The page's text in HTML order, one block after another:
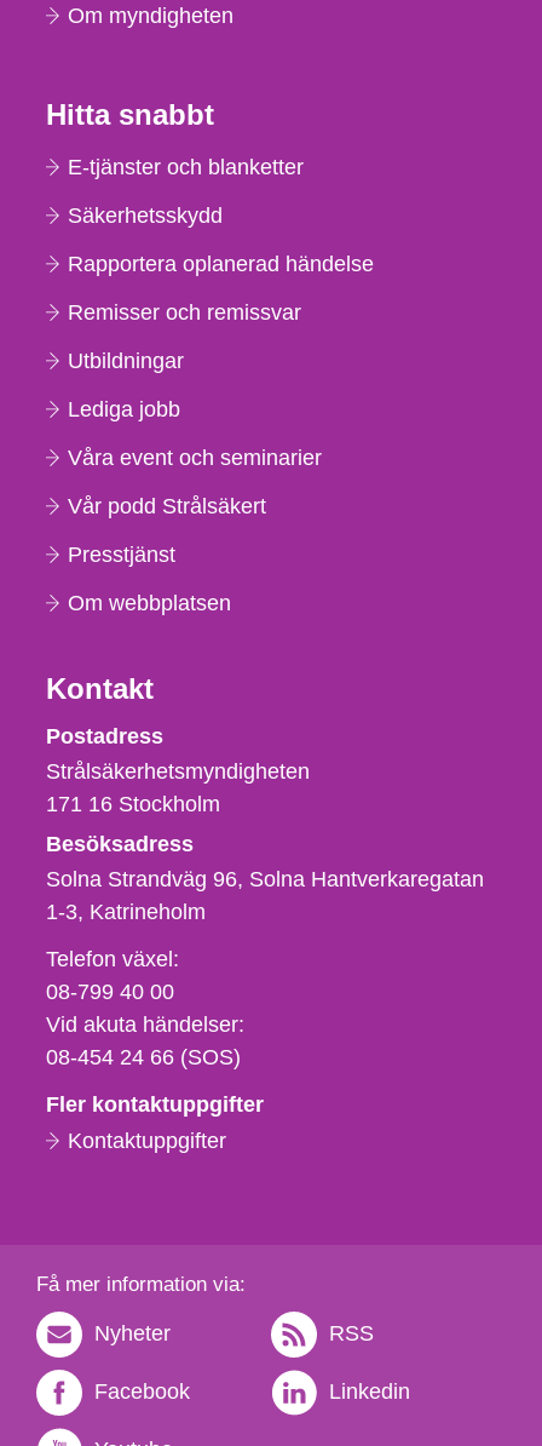
Om myndigheten
Hitta snabbt
E-tjänster och blanketter
Säkerhetsskydd
Rapportera oplanerad händelse
Remisser och remissvar
Utbildningar
Lediga jobb
Våra event och seminarier
Vår podd Strålsäkert
Presstjänst
Om webbplatsen
Kontakt
Strålsäkerhetsmyndigheten
Postadress
Strålsäkerhetsmyndigheten
171 16 Stockholm
Besöksadress
Solna Strandväg 96, Solna Hantverkaregatan
1-3 Katrineholm
Telefon,
fax
och
e-
Telefon växel:
08-799 40 00
Vid akuta händelser:
08-454 24 66 (SOS)
Fler kontaktuppgifter
Kontaktuppgifter
Få mer information via:
Nyheter RSS
Facebook Linkedin